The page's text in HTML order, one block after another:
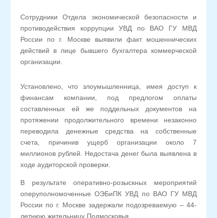
Сотрудники Отдела экономической безопасности и
противодействия коррупции УВД по ВАО ГУ МВД
России по г. Москве выявили факт мошеннических
действий в лице бывшего бухгалтера коммерческой
организации.
Установлено, что злоумышленница, имея доступ к
финансам компании, под предлогом оплаты
составленных ей же поддельных документов на
протяжении продолжительного времени незаконно
переводила денежные средства на собственные
счета, причинив ущерб организации около 7
миллионов рублей. Недостача денег была выявлена в
ходе аудиторской проверки.
В результате оперативно-розыскных мероприятий
оперуполномоченные ОЭБиПК УВД по ВАО ГУ МВД
России по г. Москве задержали подозреваемую – 44-
летнюю жительницу Подмосковья.